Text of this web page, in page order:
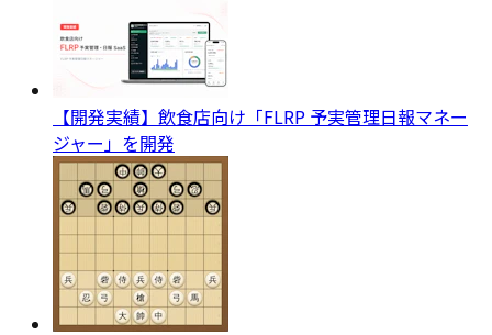
【開発実績】飲食店向け「FLRP 予実管理日報マネー
ジャー」を開発